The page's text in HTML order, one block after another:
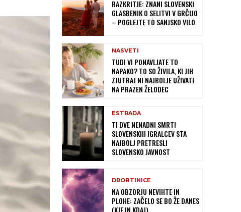
RAZKRITJE: ZNANI SLOVENSKI
GLASBENIK O SELITVI V GRČIJO
– POGLEJTE TO SANJSKO VILO
NASVETI
TUDI VI PONAVLJATE TO
NAPAKO? TO SO ŽIVILA, KI JIH
ZJUTRAJ NI NAJBOLJE UŽIVATI
NA PRAZEN ŽELODEC
ESTRADA
TI DVE NENADNI SMRTI
SLOVENSKIH IGRALCEV STA
NAJBOLJ PRETRESLI
SLOVENSKO JAVNOST
DROBTINICE
NA OBZORJU NEVIHTE IN
PLOHE: ZAČELO SE BO ŽE DANES
(KJE IN KDAJ)